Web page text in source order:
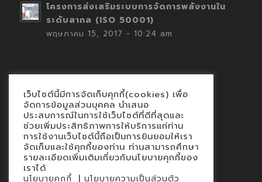
โครงการส่งเสริมระบบการจัดการพลังงานใน
ระดับสากล (ISO 50001)
พฤษภาคม 15, 2017 - 10:24 am
Contact
นโยบายคุกกี้
นโยบายข้อมูลส่วนบุคคล
เว็บไซต์นี้มีการจัดเก็บคุกกี้(cookies) เพื่อ
จัดการข้อมูลส่วนบุคคล นำเสนอ
ประสบการณ์ในการใช้เว็บไซต์ที่ดีที่สุดและ
ช่วยเพิ่มประสิทธิภาพการให้บริการแก่ท่าน
การใช้งานเว็บไซต์นี้ถือเป็นการยินยอมให้เรา
จัดเก็บและใช้คุกกี้ของท่าน ท่านสามารถศึกษา
รายละเอียดเพิ่มเติมเกี่ยวกับนโยบายคุกกี้ของ
เราได้
นโยบายคุกกี้ | นโยบายความเป็นส่วนตัว